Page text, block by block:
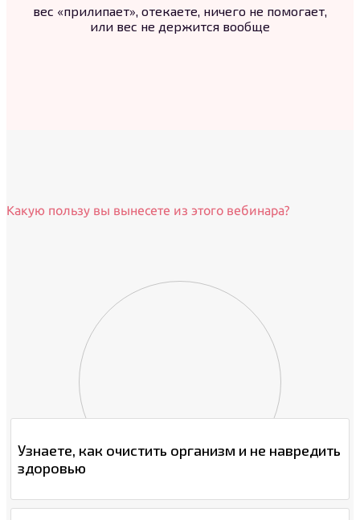
вес «прилипает», отекаете, ничего не помогает,
или вес не держится вообще
Какую пользу вы вынесете из этого вебинара?
Узнаете, как очистить организм и не навредить
здоровью